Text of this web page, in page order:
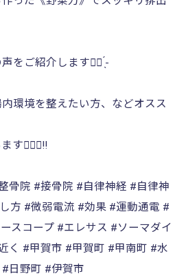
をご紹介します✊🏻‪ ̖́-‬
環境を整えたい方、などオスス
す💁🏻‍♂️‼️
骨院 #接骨院 #自律神経 #自律神
方 #微弱電流 #効果 #運動通電 #
スコープ #エレサス #ソーマダイ
く #甲賀市 #甲賀町 #甲南町 #水
日野町 #伊賀市